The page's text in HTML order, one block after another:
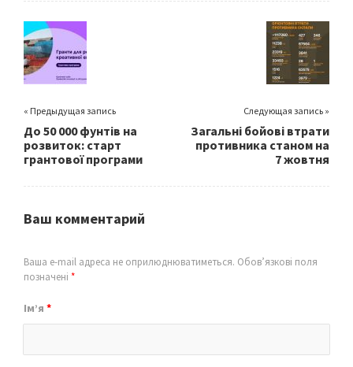
o
o
k
er
« Предыдущая запись
До 50 000 фунтів на
розвиток: старт
грантової програми
Следующая запись »
Загальні бойові втрати
противника станом на
7 жовтня
Ваш комментарий
Ваша e-mail адреса не оприлюднюватиметься. Обов’язкові поля
позначені *
Ім’я *